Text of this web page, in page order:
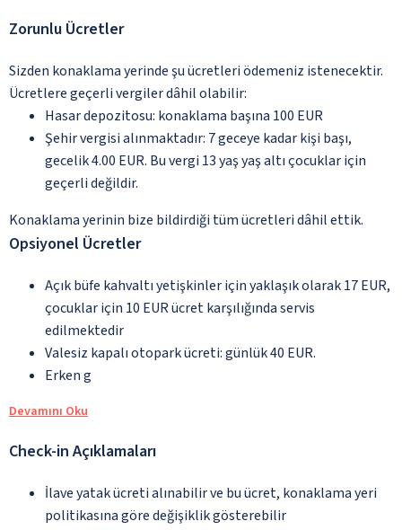
Zorunlu Ücretler
Sizden konaklama yerinde şu ücretleri ödemeniz istenecektir.
Ücretlere geçerli vergiler dâhil olabilir:
Hasar depozitosu: konaklama başına 100 EUR
Şehir vergisi alınmaktadır: 7 geceye kadar kişi başı,
gecelik 4.00 EUR. Bu vergi 13 yaş yaş altı çocuklar için
geçerli değildir.
Konaklama yerinin bize bildirdiği tüm ücretleri dâhil ettik.
Opsiyonel Ücretler
Açık büfe kahvaltı yetişkinler için yaklaşık olarak 17 EUR,
çocuklar için 10 EUR ücret karşılığında servis
edilmektedir
Valesiz kapalı otopark ücreti: günlük 40 EUR.
Erken g
Devamını Oku
Check-in Açıklamaları
İlave yatak ücreti alınabilir ve bu ücret, konaklama yeri
politikasına göre değişiklik gösterebilir